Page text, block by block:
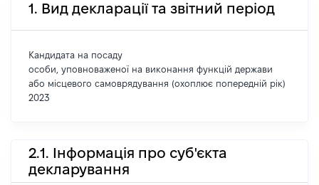
1. Вид декларації та звітний період
Кандидата на посаду
особи, уповноваженої на виконання функцій держави
або місцевого самоврядування (охоплює попередній рік)
2023
2.1. Інформація про суб'єкта
декларування